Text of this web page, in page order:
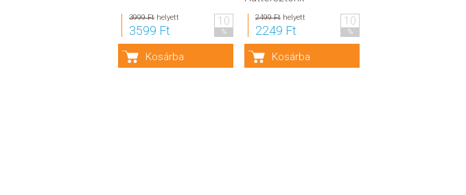
3999 Ft helyett
3599 Ft
10
%
Kosárba
2499 Ft helyett
2249 Ft
10
%
Kosárba